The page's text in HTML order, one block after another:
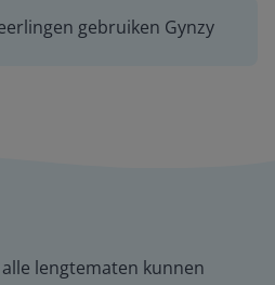
gebruiken Gynzy
lengtematen kunnen